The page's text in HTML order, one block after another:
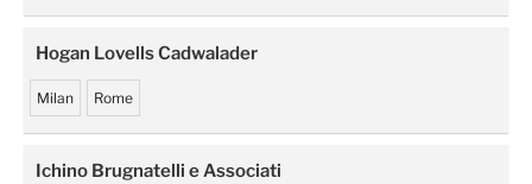
Hogan Lovells Cadwalader
Milan Rome
Ichino Brugnatelli e Associati